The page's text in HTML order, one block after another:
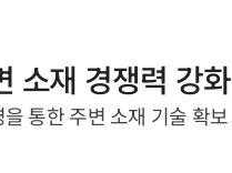
소재 경쟁력 강화
통한 주변 소재 기술 확보